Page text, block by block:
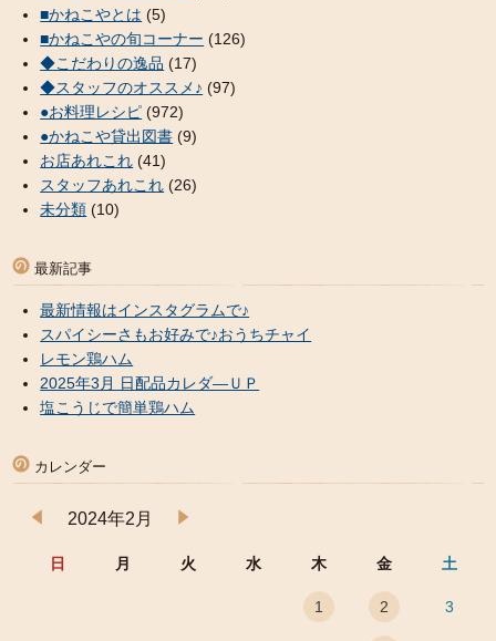
■かねこやとは (5)
■かねこやの旬コーナー (126)
◆こだわりの逸品 (17)
◆スタッフのオススメ♪ (97)
●お料理レシピ (972)
●かねこや貸出図書 (9)
お店あれこれ (41)
スタッフあれこれ (26)
未分類 (10)
最新記事
最新情報はインスタグラムで♪
スパイシーさもお好みで♪おうちチャイ
レモン鶏ハム
2025年3月 日配品カレダ―ＵＰ
塩こうじで簡単鶏ハム
カレンダー
2024年2月
日 月 火 水 木 金 土
1 2 3